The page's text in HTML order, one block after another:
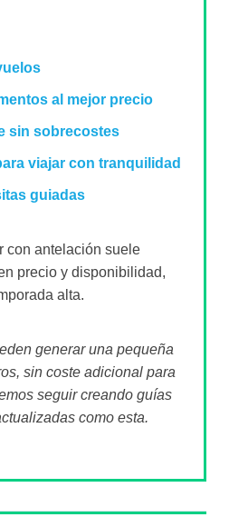
al mejor precio
sin sobrecostes
viajar con tranquilidad
guiadas
con antelación suele
precio y disponibilidad,
alta.
generar una pequeña
sin coste adicional para
seguir creando guías
como esta.